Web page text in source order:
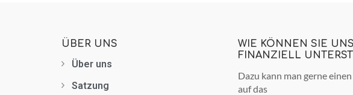
ÜBER UNS
Über uns
Satzung
WIE KÖNNEN SIE UNS
FINANZIELL
Dazu kann man gerne
auf das